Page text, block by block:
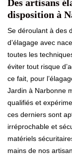
Des artisans
disposition à
Se déroulant à des
d’élagage avec
toutes les
éviter tout risque
ce fait, pour
Jardin à Narbonne
qualifiés et
ces derniers sont
irréprochable et
matériels
mains de nos